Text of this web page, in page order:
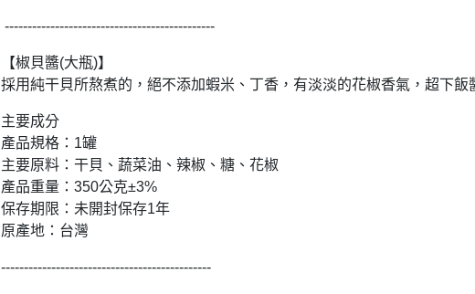
----------------------------------------------
【椒貝醬(大瓶)】
採用純干貝所熬煮的，絕不添加蝦米、丁香，有淡淡的花椒香氣，超下飯
主要成分
產品規格：1罐
主要原料：干貝、蔬菜油、辣椒、糖、花椒
產品重量：350公克±3%
保存期限：未開封保存1年
原產地：台灣
----------------------------------------------